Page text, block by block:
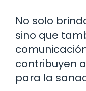
No solo
sino que
contribuyen
para la